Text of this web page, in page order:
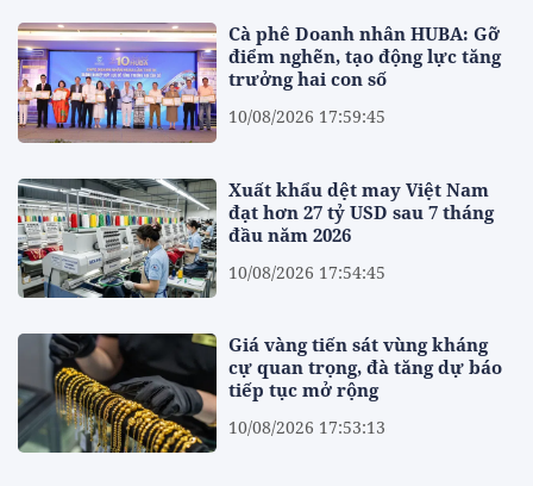
Cà phê Doanh nhân HUBA: Gỡ
điểm nghẽn, tạo động lực tăng
trưởng hai con số
10/08/2026 17:59:45
Xuất khẩu dệt may Việt Nam
đạt hơn 27 tỷ USD sau 7 tháng
đầu năm 2026
10/08/2026 17:54:45
Giá vàng tiến sát vùng kháng
cự quan trọng, đà tăng dự báo
tiếp tục mở rộng
10/08/2026 17:53:13